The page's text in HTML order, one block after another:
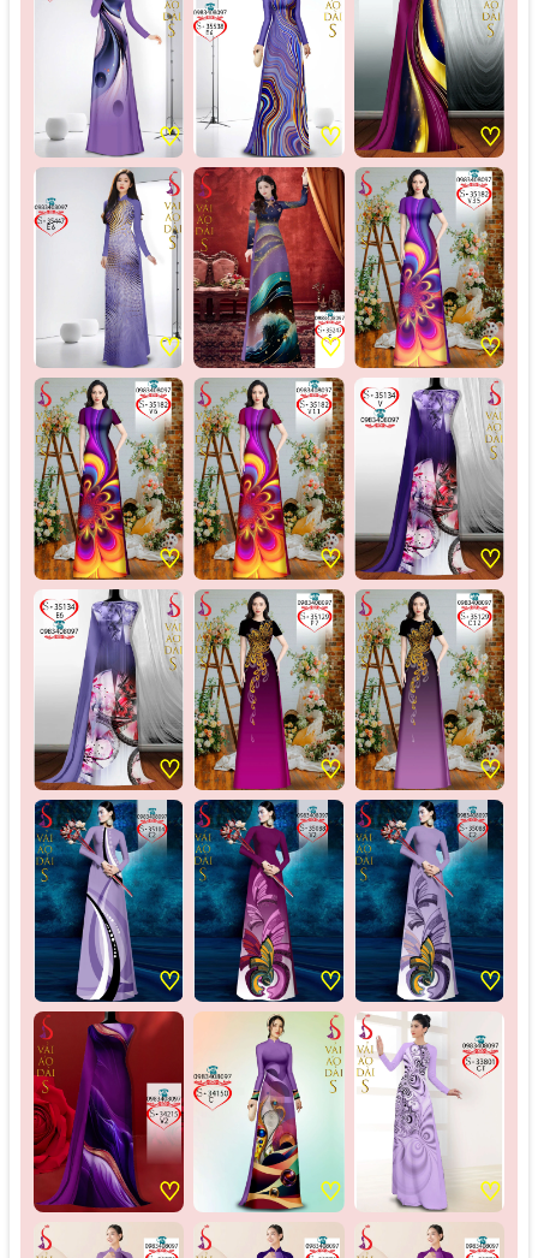
♡ ♡ ♡
♡ ♡ ♡
♡ ♡ ♡
♡ ♡ ♡
♡ ♡ ♡
♡ ♡ ♡